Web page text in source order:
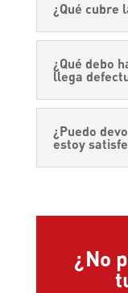
¿Qué cubre
¿Qué debo
llega
¿Puedo
estoy
¿No